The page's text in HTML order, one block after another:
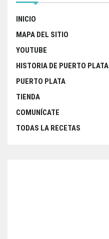
INICIO
MAPA DEL SITIO
YOUTUBE
HISTORIA DE PUERTO PLATA
PUERTO PLATA
TIENDA
COMUNÍCATE
TODAS LA RECETAS